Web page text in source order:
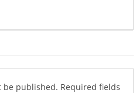
be published. Required fields